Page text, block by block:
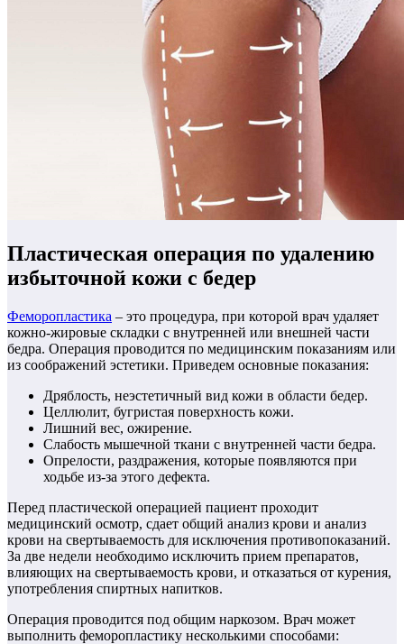
Пластическая операция по удалению
избыточной кожи с бедер
Феморопластика – это процедура, при которой врач удаляет
кожно-жировые складки с внутренней или внешней части
бедра. Операция проводится по медицинским показаниям или
из соображений эстетики. Приведем основные показания:
Дряблость, неэстетичный вид кожи в области бедер.
Целлюлит, бугристая поверхность кожи.
Лишний вес, ожирение.
Слабость мышечной ткани с внутренней части бедра.
Опрелости, раздражения, которые появляются при
ходьбе из-за этого дефекта.
Перед пластической операцией пациент проходит
медицинский осмотр, сдает общий анализ крови и анализ
крови на свертываемость для исключения противопоказаний.
За две недели необходимо исключить прием препаратов,
влияющих на свертываемость крови, и отказаться от курения,
употребления спиртных напитков.
Операция проводится под общим наркозом. Врач может
выполнить феморопластику несколькими способами: